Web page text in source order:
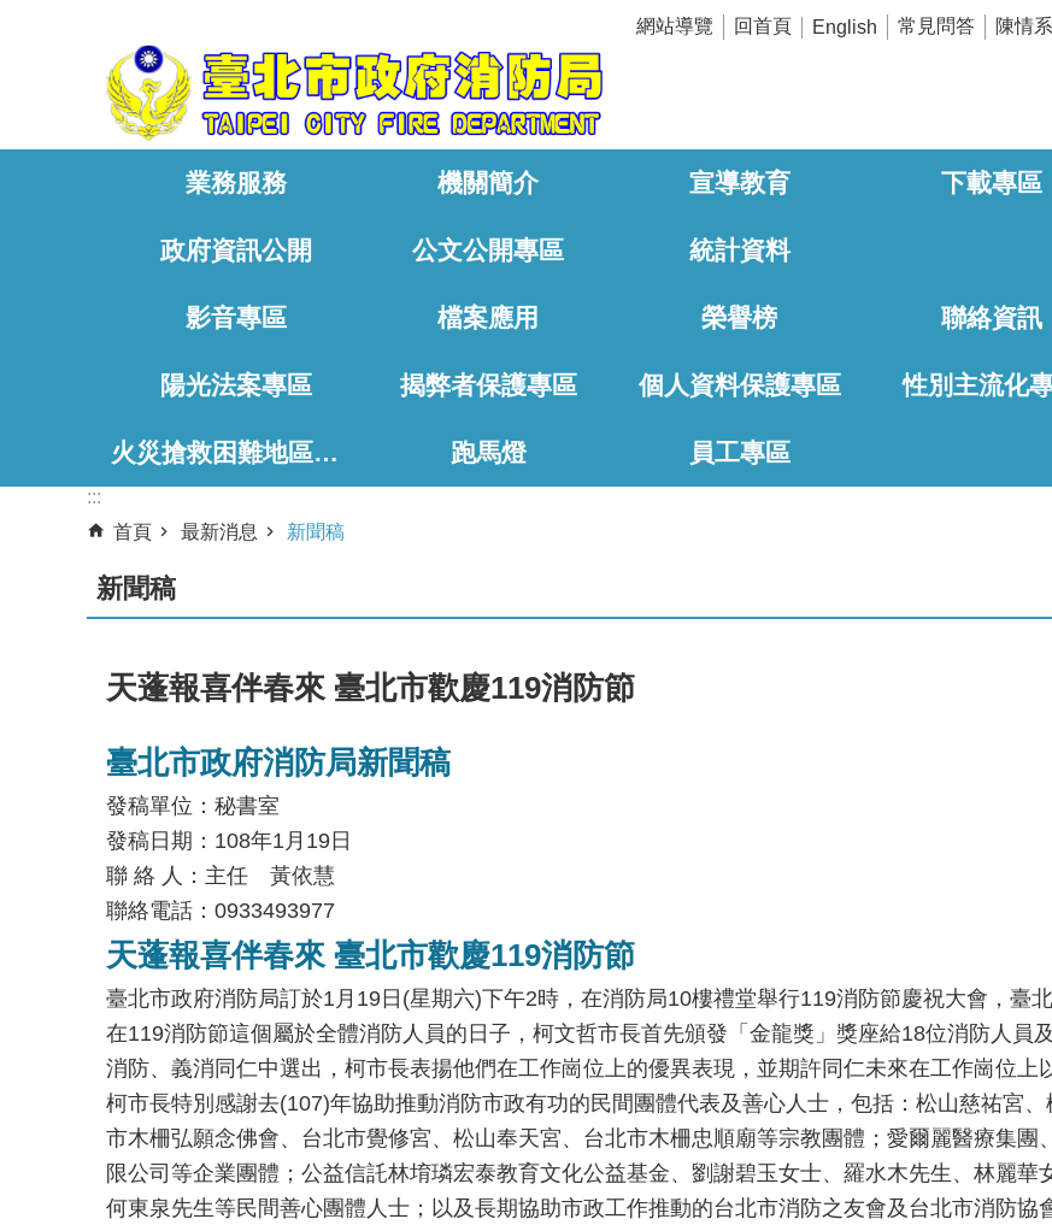
網站導覽 回首頁 English 常見問答 陳情
業務服務 機關簡介 宣導教育 下載專區
政府資訊公開 公文公開專區 統計資料
影音專區 檔案應用 榮譽榜 聯絡資訊
陽光法案專區 揭弊者保護專區 個人資料保護專區 性別主流化
火災搶救困難地區、消防通道相關資料 跑馬燈 員工專區
:::
首頁
最新消息 新聞稿
新聞稿
天蓬報喜伴春來 臺北市歡慶119消防節
臺北市政府消防局新聞稿
發稿單位：秘書室
發稿日期：108年1月19日
聯 絡 人：主任 黃依慧
聯絡電話：0933493977
天蓬報喜伴春來 臺北市歡慶119消防節
臺北市政府消防局訂於1月19日(星期六)下午2時，在消防局10樓禮堂舉行119消防節慶祝大會，臺
在119消防節這個屬於全體消防人員的日子，柯文哲市長首先頒發「金龍獎」獎座給18位消防人員
消防、義消同仁中選出，柯市長表揚他們在工作崗位上的優異表現，並期許同仁未來在工作崗位上
柯市長特別感謝去(107)年協助推動消防市政有功的民間團體代表及善心人士，包括：松山慈祐宮
市木柵弘願念佛會、台北市覺修宮、松山奉天宮、台北市木柵忠順廟等宗教團體；愛爾麗醫療集
限公司等企業團體；公益信託林堉璘宏泰教育文化公益基金、劉謝碧玉女士、羅水木先生、林麗
何東泉先生等民間善心團體人士；以及長期協助市政工作推動的台北市消防之友會及台北市消防